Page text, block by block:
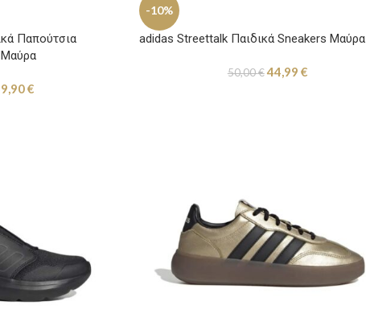
Παπούτσια
Μαύρα
€
-10%
adidas Streettalk Παιδικά Sneakers Μαύρα
50,00€44,99 €